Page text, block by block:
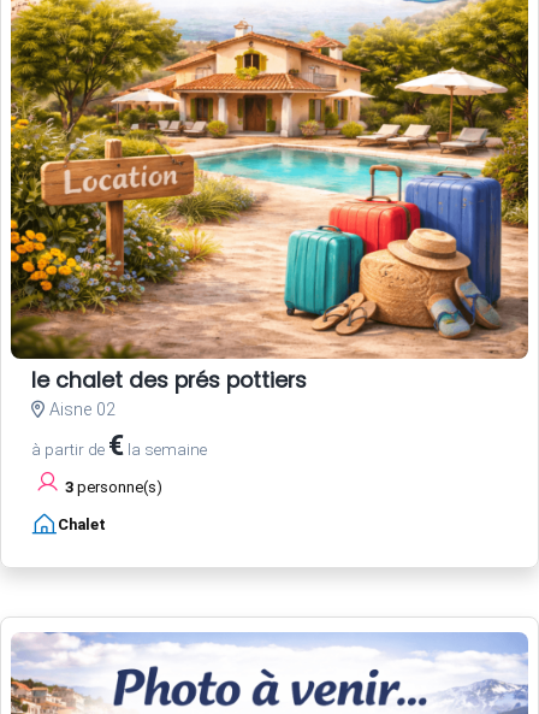
le chalet des prés pottiers
Aisne 02
à partir de € la semaine
3 personne(s)
Chalet